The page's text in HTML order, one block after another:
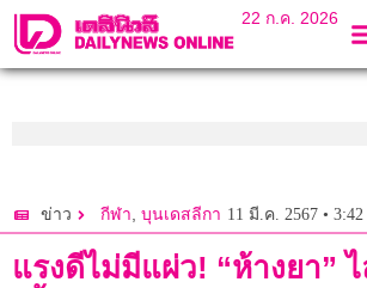
22 ก.ค. 2026
ข่าว กีฬา, บุนเดสลีกา 11 มี.ค. 2567 • 3:42
แรงดีไม่มีแผ่ว! “ห้างยา”